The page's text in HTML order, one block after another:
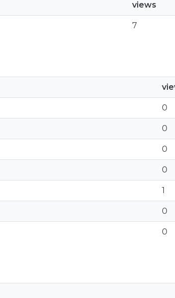
views
7
0
0
0
0
1
0
0